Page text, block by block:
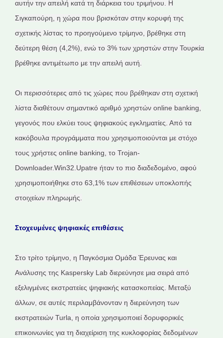
αυτήν την απειλή κατά τη διάρκεια του τριμήνου. Η
Σιγκαπούρη, η χώρα που βρισκόταν στην κορυφή της
σχετικής λίστας το προηγούμενο τρίμηνο, βρέθηκε στη
δεύτερη θέση (4,2%), ενώ το 3% των χρηστών στην Τουρκία
βρέθηκε αντιμέτωπο με την απειλή αυτή.
Οι περισσότερες από τις χώρες που βρέθηκαν στη σχετική
λίστα διαθέτουν σημαντικό αριθμό χρηστών online banking,
γεγονός που ελκύει τους ψηφιακούς εγκληματίες. Από τα
κακόβουλα προγράμματα που χρησιμοποιούνται με στόχο
τους χρήστες online banking, το Trojan-
Downloader.Win32.Upatre ήταν το πιο διαδεδομένο, αφού
χρησιμοποιήθηκε στο 63,1% των επιθέσεων υποκλοπής
στοιχείων πληρωμής.
Στοχευμένες ψηφιακές επιθέσεις
Στο τρίτο τρίμηνο, η Παγκόσμια Ομάδα Έρευνας και
Ανάλυσης της Kaspersky Lab διερεύνησε μια σειρά από
εξελιγμένες εκστρατείες ψηφιακής κατασκοπείας. Μεταξύ
άλλων, σε αυτές περιλαμβάνονταν η διερεύνηση των
εκστρατειών Turla, η οποία χρησιμοποιεί δορυφορικές
επικοινωνίες για τη διαχείριση της κυκλοφορίας δεδομένων